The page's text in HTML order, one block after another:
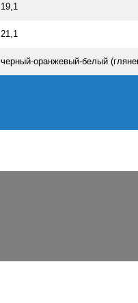
19,1
21,1
черный-оранжевый-белый